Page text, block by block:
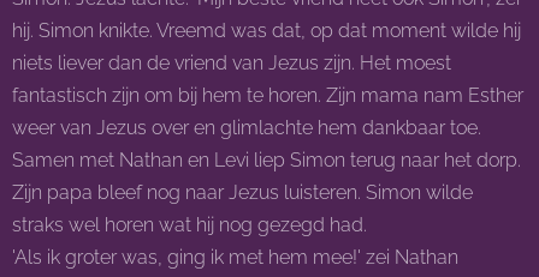
hij. Simon knikte. Vreemd was dat, op dat moment wilde hij
niets liever dan de vriend van Jezus zijn. Het moest
fantastisch zijn om bij hem te horen. Zijn mama nam Esther
weer van Jezus over en glimlachte hem dankbaar toe.
Samen met Nathan en Levi liep Simon terug naar het dorp.
Zijn papa bleef nog naar Jezus luisteren. Simon wilde
straks wel horen wat hij nog gezegd had.
'Als ik groter was, ging ik met hem mee!' zei Nathan